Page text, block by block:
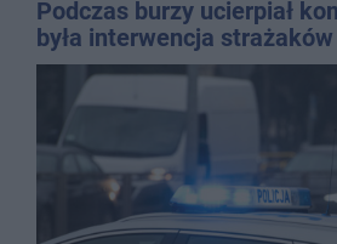
Podczas burzy ucierpiał
była interwencja strażaków